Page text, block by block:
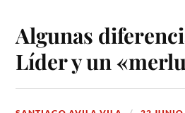
Algunas
Líder y un